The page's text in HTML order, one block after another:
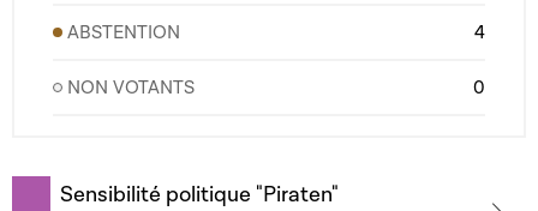
ABSTENTION 4
NON VOTANTS 0
Sensibilité politique "Piraten"